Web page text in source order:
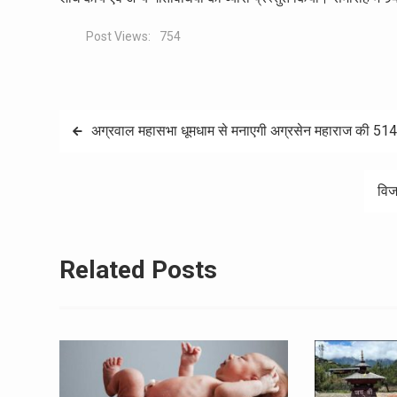
Post Views: 754
Postअग्रवाल महासभा धूमधाम से मनाएगी अग्रसेन महाराज की
Related Posts